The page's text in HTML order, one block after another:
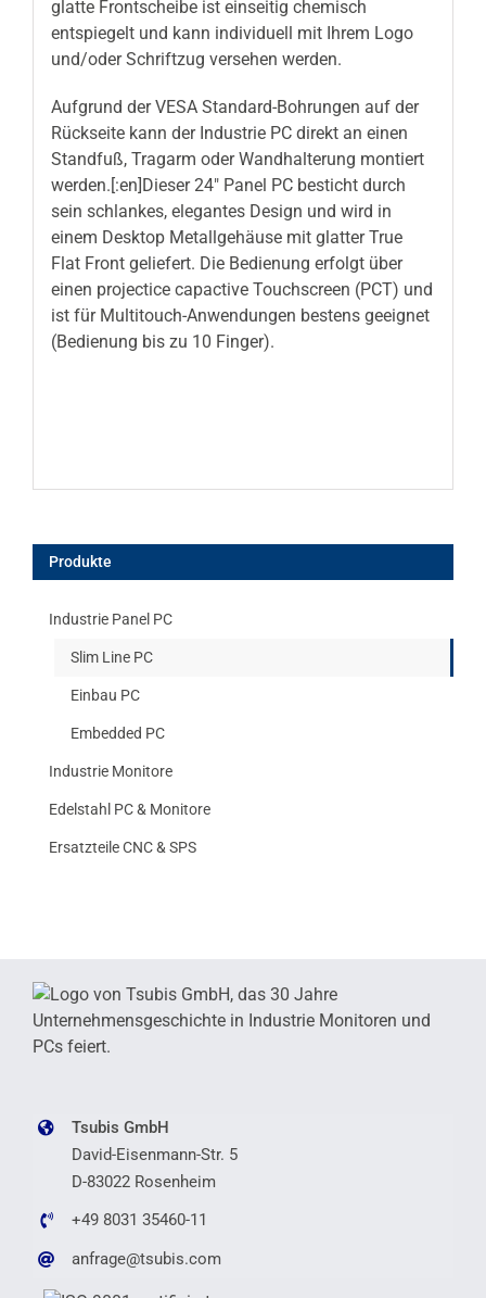
glatte Frontscheibe ist einseitig chemisch
entspiegelt und kann individuell mit Ihrem Logo
und/oder Schriftzug versehen werden.
Aufgrund der VESA Standard-Bohrungen auf der
Rückseite kann der Industrie PC direkt an einen
Standfuß, Tragarm oder Wandhalterung montiert
werden.[:en]Dieser 24″ Panel PC besticht durch
sein schlankes, elegantes Design und wird in
einem Desktop Metallgehäuse mit glatter True
Flat Front geliefert. Die Bedienung erfolgt über
einen projectice capactive Touchscreen (PCT) und
ist für Multitouch-Anwendungen bestens geeignet
(Bedienung bis zu 10 Finger).
Produkte
Industrie Panel PC
Slim Line PC
Einbau PC
Embedded PC
Industrie Monitore
Edelstahl PC & Monitore
Ersatzteile CNC & SPS
Tsubis GmbH
David-Eisenmann-Str. 5
D-83022 Rosenheim
+49 8031 35460-11
anfrage@tsubis.com